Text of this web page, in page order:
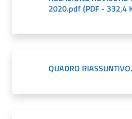
2020.pdf(PDF - 332,4
QUADRO